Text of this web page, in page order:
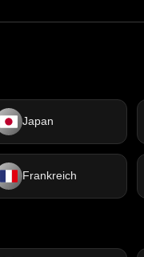
Japan
Frankreich